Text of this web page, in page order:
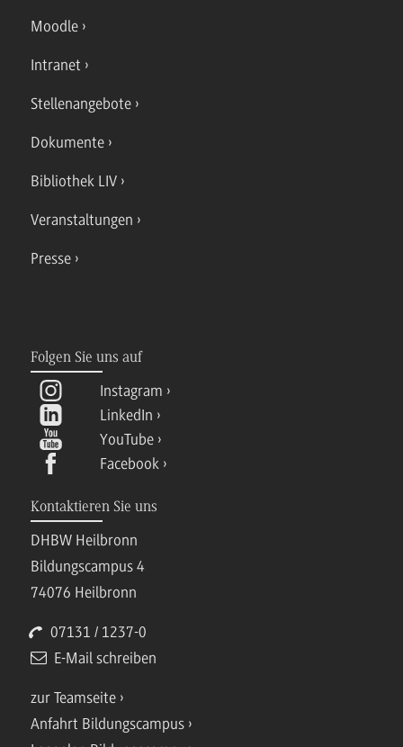
Moodle
Intranet
Stellenangebote
Dokumente
Bibliothek LIV
Veranstaltungen
Presse
Folgen Sie uns auf
Instagram
LinkedIn
YouTube
Facebook
Kontaktieren Sie uns
DHBW Heilbronn
Bildungscampus 4
74076 Heilbronn
07131 / 1237-0
E-Mail schreiben
zur Teamseite
Anfahrt Bildungscampus